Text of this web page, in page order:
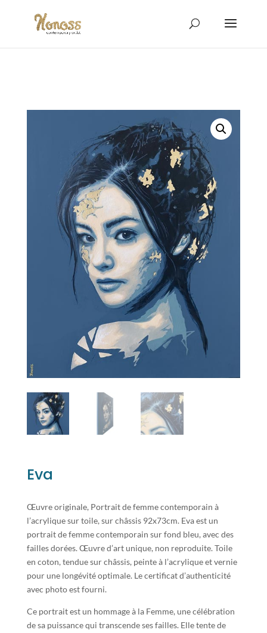
Eva
Œuvre originale, Portrait de femme contemporain à
l’acrylique sur toile, sur châssis 92x73cm. Eva est un
portrait de femme contemporain sur fond bleu, avec des
failles dorées. Œuvre d’art unique, non reproduite. Toile
en coton, tendue sur châssis, peinte à l’acrylique et vernie
pour une longévité optimale. Le certificat d’authenticité
avec photo est fourni.
Ce portrait est un hommage à la Femme, une célébration
de sa puissance qui transcende ses failles. Elle tente de